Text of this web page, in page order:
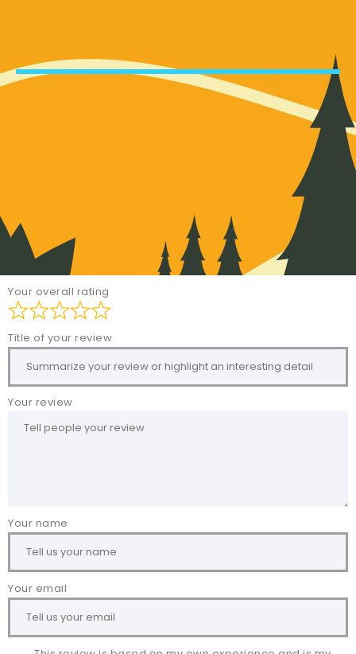
Your overall rating
Title of your review
Your review
Your name
Your email